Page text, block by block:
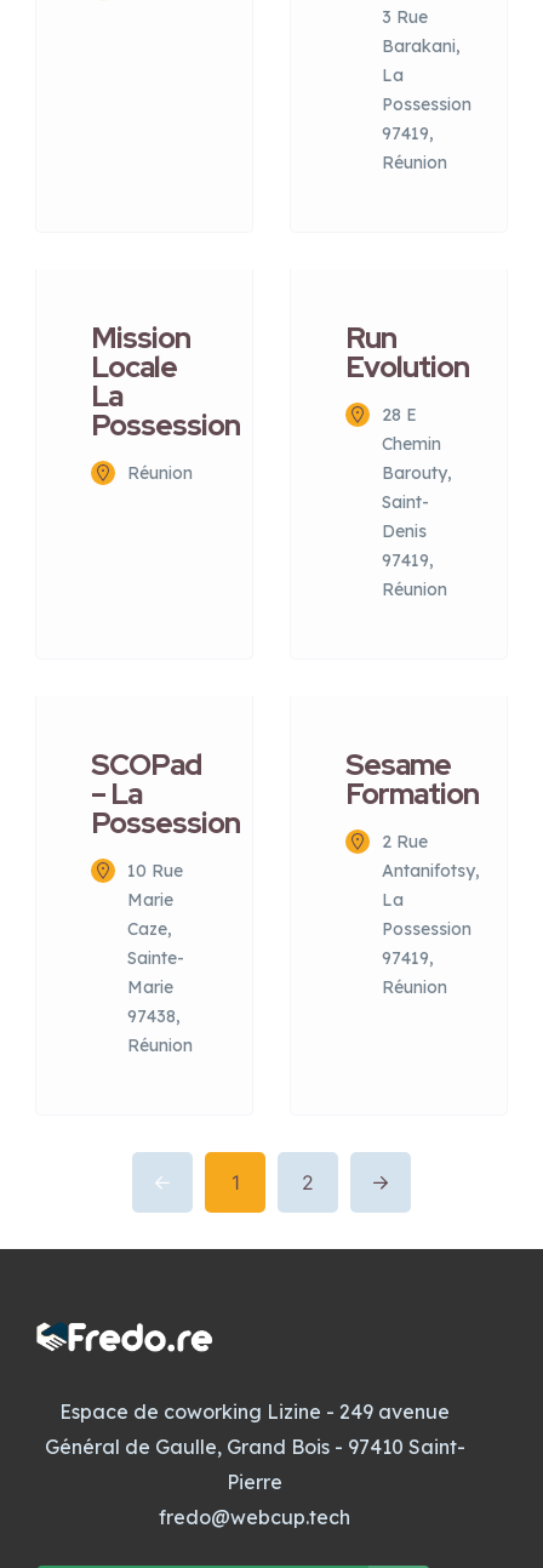
3 Rue
Barakani,
La
Possession
97419,
Réunion
Mission
Locale
La
Possession
Réunion
Run
Evolution
28 E
Chemin
Barouty,
Saint-
Denis
97419,
Réunion
SCOPad
– La
Possession
10 Rue
Marie
Caze,
Sainte-
Marie
97438,
Réunion
Sesame
Formation
2 Rue
Antanifotsy,
La
Possession
97419,
Réunion
1 2
Espace de coworking Lizine - 249 avenue
Général de Gaulle, Grand Bois - 97410 Saint-
Pierre
fredo@webcup.tech